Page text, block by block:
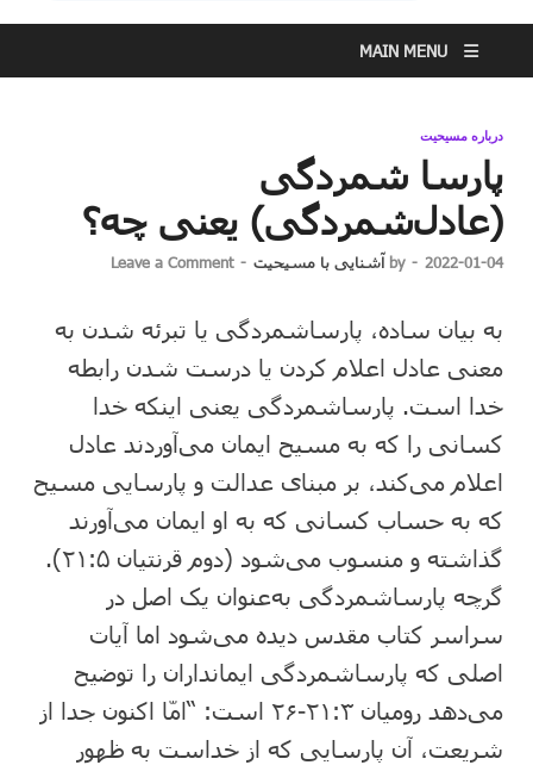
MAIN MENU
درباره مسیحیت
پارسا شمردگی
(عادل‌شمردگی) یعنی چه؟
2022-01-04
-
by آشنایی با مسیحیت -
Leave a Comment
به بیان ساده، پارساشمردگی یا تبرئه شدن به
معنی عادل اعلام کردن یا درست شدن رابطه
خدا است. پارساشمردگی یعنی اینکه خدا
کسانی را که به مسیح ایمان می‌آوردند عادل
اعلام می‌کند، بر مبنای عدالت و پارسایی مسیح
که به حساب کسانی که به او ایمان می‌آورند
گذاشته و منسوب می‌شود (دوم قرنتیان ۲۱:۵).
گرچه پارساشمردگی به‌عنوان یک اصل در
سراسر کتاب مقدس دیده می‌شود اما آیات
اصلی که پارساشمردگی ایمانداران را توضیح
می‌دهد رومیان ۲۱:۳-۲۶ است: “امّا اکنون جدا از
شریعت، آن پارسایی که از خداست به ظهور